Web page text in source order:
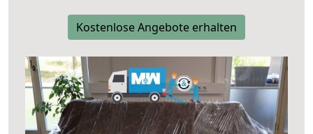
Kostenlose Angebote erhalten